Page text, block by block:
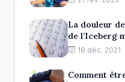
La douleur
de l’Iceberg
18 déc. 2021
Comment